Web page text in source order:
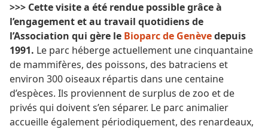
>>> Cette visite a été rendue possible grâce à
l’engagement et au travail quotidiens de
l’Association qui gère le Bioparc de Genèvedepuis
1991. Le parc héberge actuellement une cinquantaine
de mammifères, des poissons, des batraciens et
environ 300 oiseaux répartis dans une centaine
d’espèces. Ils proviennent de surplus de zoo et de
privés qui doivent s’en séparer. Le parc animalier
accueille également périodiquement, des renardeaux,